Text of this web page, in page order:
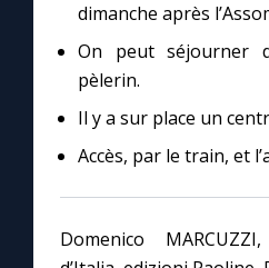
Une Minute avec Marie
1000 Raisons de Croire
dimanche après
On peut séjourner
pèlerin.
Il y a sur place un
Accès, par le train, et
Domenico